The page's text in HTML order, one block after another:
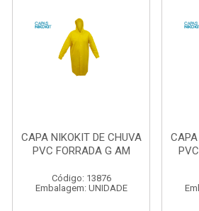
CAPA NIKOKIT DE CHUVA
PVC FORRADA G AM
Código: 13876
Embalagem: UNIDADE